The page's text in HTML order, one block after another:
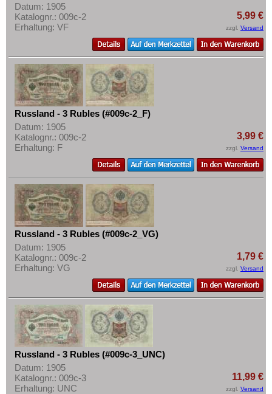
Datum: 1905
Katalognr.: 009c-2
Erhaltung: VF
5,99 €
zzgl. Versand
Russland - 3 Rubles (#009c-2_F)
Datum: 1905
Katalognr.: 009c-2
Erhaltung: F
3,99 €
zzgl. Versand
Russland - 3 Rubles (#009c-2_VG)
Datum: 1905
Katalognr.: 009c-2
Erhaltung: VG
1,79 €
zzgl. Versand
Russland - 3 Rubles (#009c-3_UNC)
Datum: 1905
Katalognr.: 009c-3
Erhaltung: UNC
11,99 €
zzgl. Versand